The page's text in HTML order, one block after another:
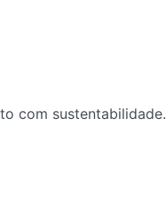
com sustentabilidade.